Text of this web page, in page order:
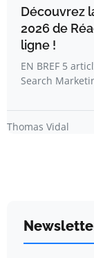
Découvrez
2026 de
ligne !
EN BREF 5
Search
Thomas Vidal